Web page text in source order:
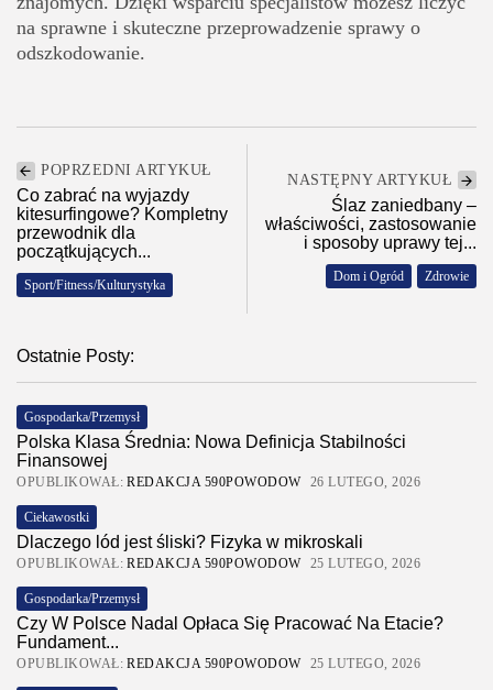
na sprawne i skuteczne przeprowadzenie sprawy o
odszkodowanie.
POPRZEDNI ARTYKUŁ
Co zabrać na wyjazdy
kitesurfingowe? Kompletny
przewodnik dla
początkujących...
Sport/Fitness/Kulturystyka
NASTĘPNY ARTYKUŁ
Ślaz zaniedbany –
właściwości, zastosowanie
i sposoby uprawy tej...
Dom i Ogród Zdrowie
Ostatnie Posty:
Gospodarka/Przemysł
Polska Klasa Średnia: Nowa Definicja Stabilności
Finansowej
OPUBLIKOWAŁ: REDAKCJA 590POWODOW 26 LUTEGO, 2026
Ciekawostki
Dlaczego lód jest śliski? Fizyka w mikroskali
OPUBLIKOWAŁ: REDAKCJA 590POWODOW 25 LUTEGO, 2026
Gospodarka/Przemysł
Czy W Polsce Nadal Opłaca Się Pracować Na Etacie?
Fundament...
OPUBLIKOWAŁ: REDAKCJA 590POWODOW 25 LUTEGO, 2026